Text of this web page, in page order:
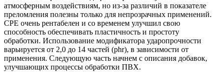
атмосферным воздействиям, но из-за различий в показателе
преломления полезны только для непрозрачных применений.
CPE очень рентабелен и со временем улучшил свою
способность обеспечивать пластичность и простоту
обработки. Использование модификатора ударопрочности
варьируется от 2,0 до 14 частей (phr), в зависимости от
применения. Следующую часть начнем с описания добавок,
улучшающих процессы обработки ПВХ.